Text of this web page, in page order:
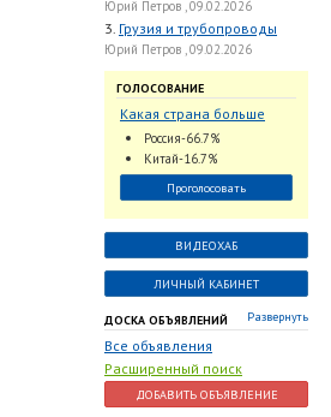
Юрий Петров , 09.02.2026
3. Грузия и трубопроводы
Юрий Петров , 09.02.2026
ГОЛОСОВАНИЕ
Какая страна больше
всего поставляет
трубопроводную
арматуру в химическую
отрасль?
Россия-66.7%
Китай-16.7%
Проголосовать
ВИДЕОХАБ
ЛИЧНЫЙ КАБИНЕТ
ДОСКА ОБЪЯВЛЕНИЙ Развернуть
Все объявления
Расширенный поиск
ДОБАВИТЬ ОБЪЯВЛЕНИЕ